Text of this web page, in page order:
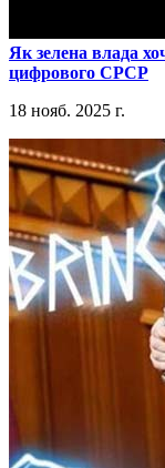
​Як зелена влада
цифрового СРСР
18 нояб. 2025 г.